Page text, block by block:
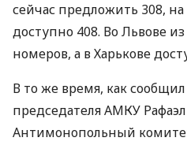
сейчас предложить 308,
доступно 408. Во Львове
номеров, а в Харькове
В то же время, как
председателя АМКУ
Антимонопольный